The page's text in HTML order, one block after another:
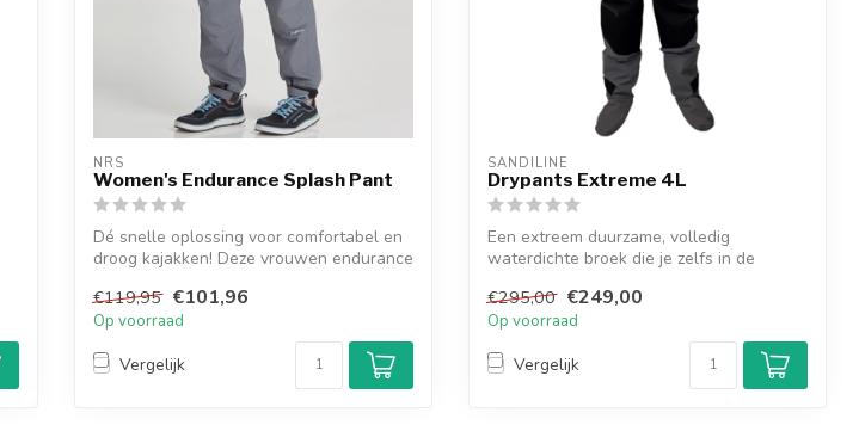
NRS
Women's Endurance Splash Pant
Dé snelle oplossing voor comfortabel en
droog kajakken! Deze vrouwen endurance
€119,95 €101,96
Op voorraad
Vergelijk
SANDILINE
Drypants Extreme 4L
Een extreem duurzame, volledig
waterdichte broek die je zelfs in de
€295,00 €249,00
Op voorraad
Vergelijk